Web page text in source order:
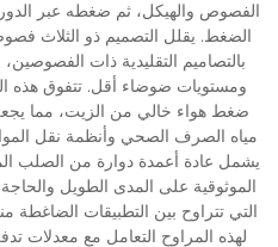
الفصوص والهيكل، ثم ضغطه عبر
الضغط. يقلل التصميم ذو الثلاث
بالتصاميم التقليدية ذات
ومستويات ضوضاء أقل. تتفوق هذه
ضغط هواء خالي من الزيت، مما
مياه الصرف الصحي وأنظمة نقل المواد
يشمل عادة أعمدة دوارة من الصلب
الموثوقية على المدى الطويل
التي تتراوح بين التطبيقات
لهذه المراوح التعامل مع معدلات